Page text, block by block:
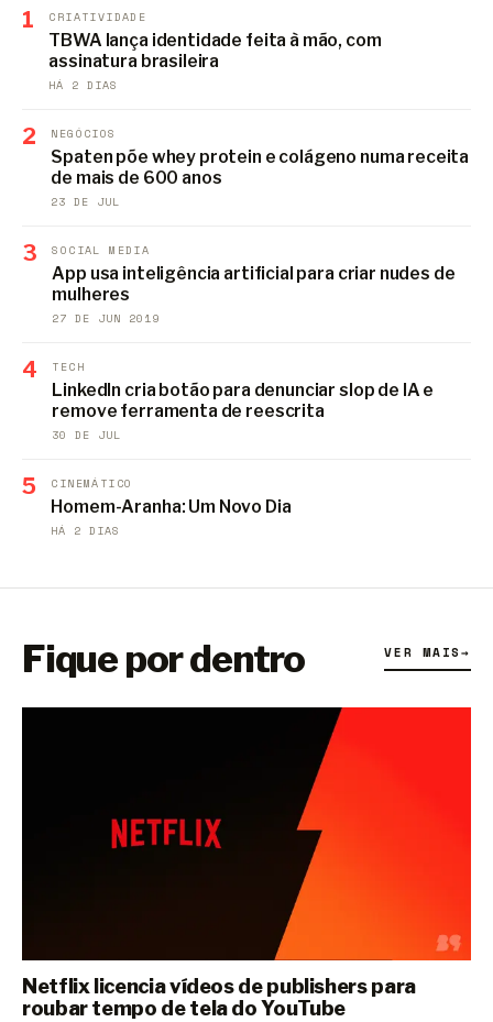
1 CRIATIVIDADE
TBWA lança identidade feita à mão, com
assinatura brasileira
HÁ 2 DIAS
2 NEGÓCIOS
Spaten põe whey protein e colágeno numa receita
de mais de 600 anos
23 DE JUL
3 SOCIAL MEDIA
App usa inteligência artificial para criar nudes de
mulheres
27 DE JUN 2019
4 TECH
LinkedIn cria botão para denunciar slop de IA e
remove ferramenta de reescrita
30 DE JUL
5 CINEMÁTICO
Homem-Aranha: Um Novo Dia
HÁ 2 DIAS
Fique por dentro VER MAIS→
Netflix licencia vídeos de publishers para
roubar tempo de tela do YouTube